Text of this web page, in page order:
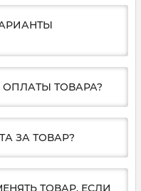
ТОВАРА?
ЗА ТОВАР?
ТОВАР, ЕСЛИ